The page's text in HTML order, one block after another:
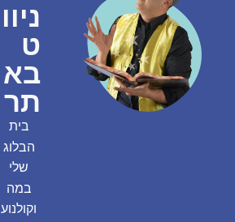
ניוו
ט
בא
תר
בית
הבלוג
שלי
במה
וקולנוע